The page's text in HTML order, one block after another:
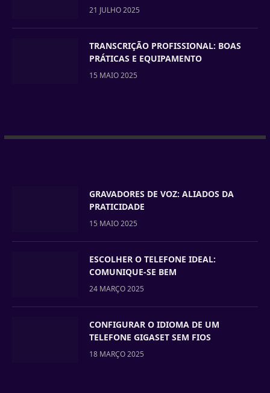
21 JULHO 2025
TRANSCRIÇÃO PROFISSIONAL: BOAS
PRÁTICAS E EQUIPAMENTO
15 MAIO 2025
GRAVADORES DE VOZ: ALIADOS DA
PRATICIDADE
15 MAIO 2025
ESCOLHER O TELEFONE IDEAL:
COMUNIQUE-SE BEM
24 MARÇO 2025
CONFIGURAR O IDIOMA DE UM
TELEFONE GIGASET SEM FIOS
18 MARÇO 2025